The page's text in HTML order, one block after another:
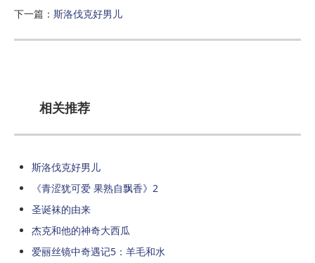
下一篇： 斯洛伐克好男儿
相关推荐
斯洛伐克好男儿
《青涩犹可爱 果熟自飘香》2
圣诞袜的由来
杰克和他的神奇大西瓜
爱丽丝镜中奇遇记5：羊毛和水